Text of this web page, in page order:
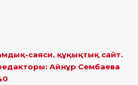
саяси, құқықтық сайт.
редакторы: Айнұр Сембаева